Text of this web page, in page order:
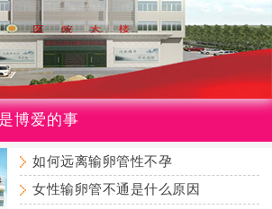
博爱的事
如何远离输卵管性不孕
女性输卵管不通是什么原因